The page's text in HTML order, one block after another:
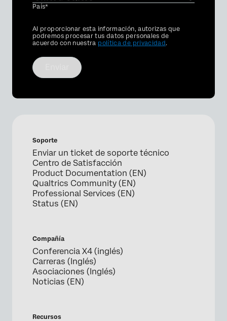
País*
Privacy
Optin
Al proporcionar esta información, autorizas que
podremos procesar tus datos personales de
acuerdo con nuestra política de privacidad.
Soporte
Enviar un ticket de soporte técnico
Centro de Satisfacción
Product Documentation (EN)
Qualtrics Community (EN)
Professional Services (EN)
Status (EN)
Compañía
Conferencia X4 (inglés)
Carreras (Inglés)
Asociaciones (Inglés)
Noticias (EN)
Recursos